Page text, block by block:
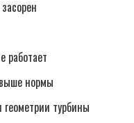
работает
нормы
турбины